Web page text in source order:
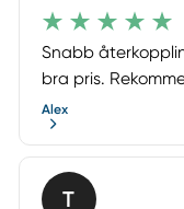
Snabb
bra pris.
Alex
T